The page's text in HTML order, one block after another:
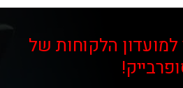
הלקוחות של